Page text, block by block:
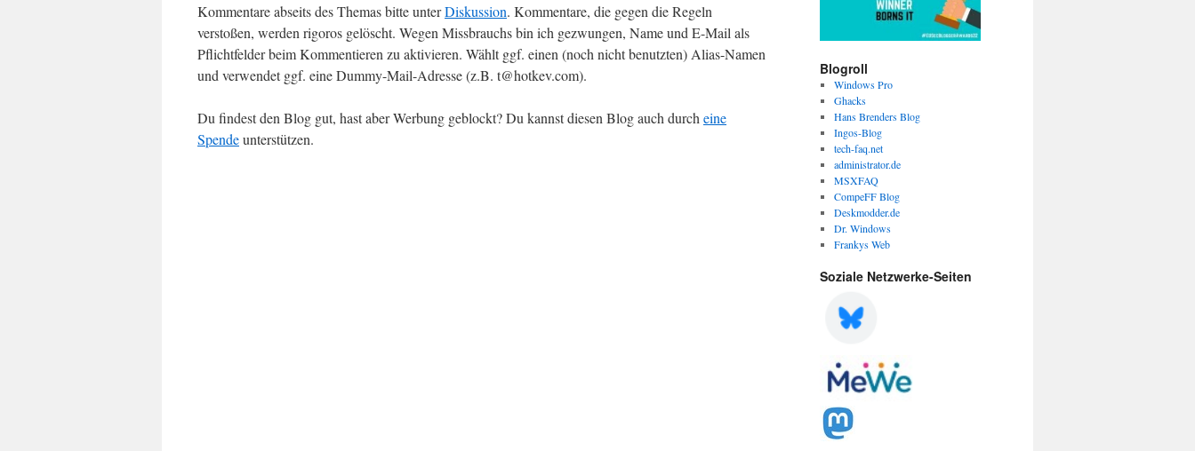
Kommentare abseits des Themas bitte unterDiskussion. Kommentare, die gegen die Regeln
verstoßen, werden rigoros gelöscht. Wegen Missbrauchs bin ich gezwungen, Name und E-Mail als
Pflichtfelder beim Kommentieren zu aktivieren. Wählt ggf. einen (noch nicht benutzten) Alias-Namen
und verwendet ggf. eine Dummy-Mail-Adresse (z.B. t@hotkev.com).
Du findest den Blog gut, hast aber Werbung geblockt? Du kannst diesen Blog auch durch eine
Spendeunterstützen.
Blogroll
Windows Pro
Ghacks
Hans Brenders Blog
Ingos-Blog
tech-faq.net
administrator.de
MSXFAQ
CompeFF Blog
Deskmodder.de
Dr. Windows
Frankys Web
Soziale Netzwerke-Seiten